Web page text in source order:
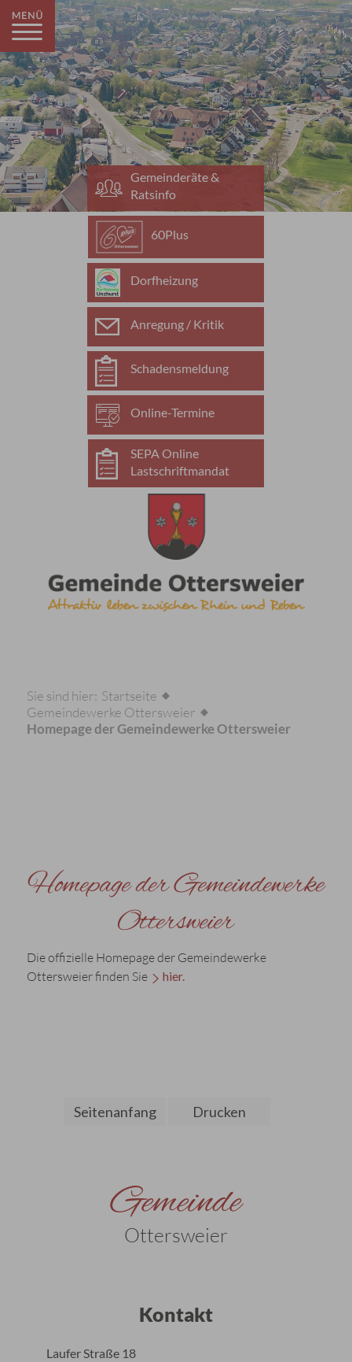
Gemeinderäte &
Ratsinfo
60Plus
Dorfheizung
Anregung / Kritik
Schadensmeldung
Online-Termine
SEPA Online
Lastschriftmandat
Sie sind hier: Startseite
Gemeindewerke Ottersweier
Homepage der Gemeindewerke Ottersweier
Homepage der Gemeindewerke
Ottersweier
Die offizielle Homepage der Gemeindewerke
Ottersweier finden Sie
hier.
Seitenanfang Drucken
Gemeinde
Ottersweier
Kontakt
Laufer Straße 18